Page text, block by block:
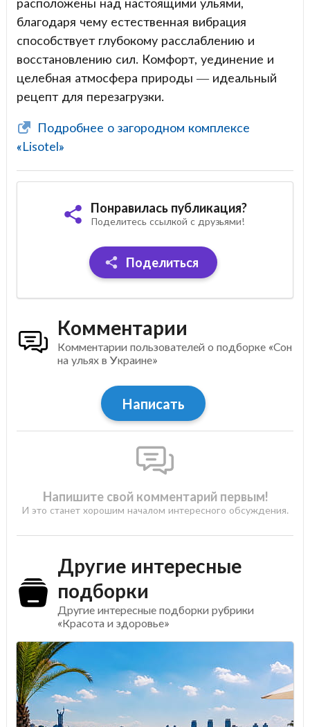
благодаря чему естественная вибрация
способствует глубокому расслаблению и
восстановлению сил. Комфорт, уединение и
целебная атмосфера природы — идеальный
рецепт для перезагрузки.
Подробнее о загородном комплексе
«Lisotel»
Понравилась публикация?
Поделитесь ссылкой с друзьями!
Поделиться
Комментарии
Комментарии пользователей о подборке «Сон
на ульях в Украине»
Написать
Напишите свой комментарий первым!
И это станет хорошим началом интересного обсуждения.
Другие интересные
подборки
Другие интересные подборки рубрики
«Красота и здоровье»